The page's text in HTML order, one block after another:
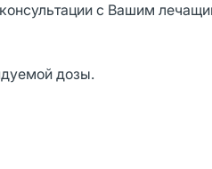
с Вашим
дозы.